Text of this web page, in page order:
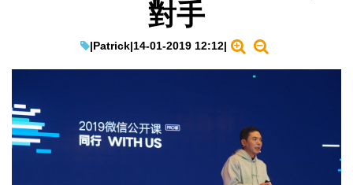
教學評測
EduTech
IT Times
對手
|Patrick|14-01-2019 12:12|